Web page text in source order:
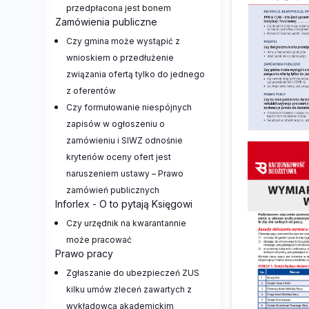
przedpłacona jest bonem
Zamówienia publiczne
Czy gmina może wystąpić z
wnioskiem o przedłużenie
związania ofertą tylko do jednego
z oferentów
Czy formułowanie niespójnych
zapisów w ogłoszeniu o
zamówieniu i SIWZ odnośnie
kryteriów oceny ofert jest
naruszeniem ustawy – Prawo
zamówień publicznych
Inforlex - O to pytają Księgowi
Czy urzędnik na kwarantannie
może pracować
Prawo pracy
Zgłaszanie do ubezpieczeń ZUS
kilku umów zleceń zawartych z
wykładowcą akademickim